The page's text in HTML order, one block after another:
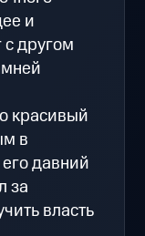
и
другом
красивый
в
давний
за
власть